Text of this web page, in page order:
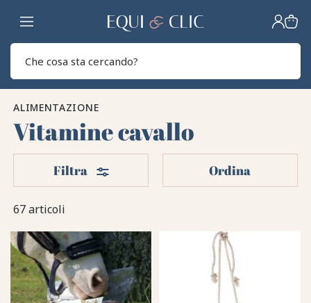
Casa
ALIMENTAZIONE
Vitamine cavallo
67 articoli
Filtra Filtri Ordina